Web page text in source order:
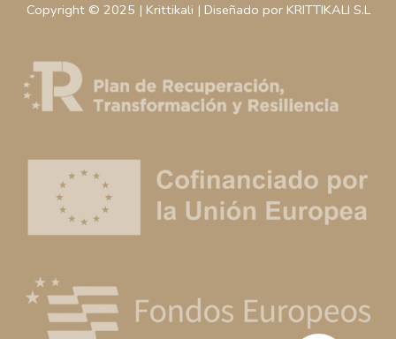
Copyright © 2025 | Krittikali | Diseñado por KRITTIKALI S.L